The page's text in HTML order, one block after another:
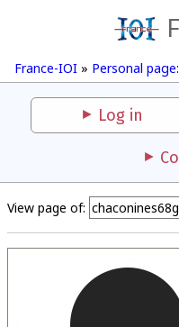
France-IOI » Personal
Log in
View page of: